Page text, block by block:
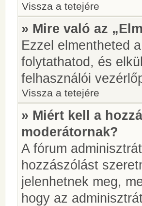
Vissza a tetejére
» Mire való az
Ezzel elmentheted
folytathatod, és
felhasználói
Vissza a tetejére
» Miért kell a
moderátornak?
A fórum
hozzászólást
jelenhetnek meg,
hogy az